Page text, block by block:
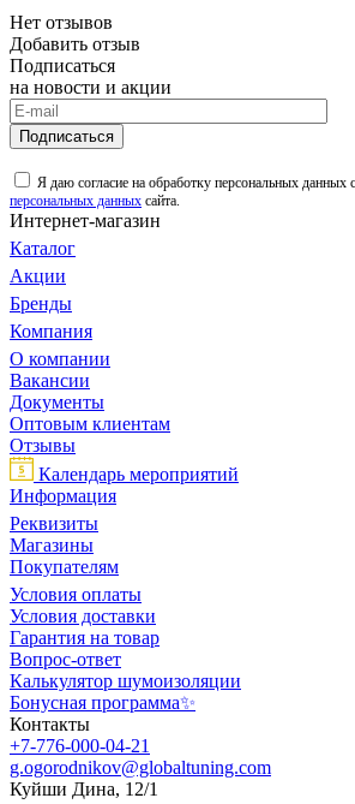
Нет отзывов
Добавить отзыв
Подписаться
на новости и акции
Подписаться
Я даю согласие на обработку персональных данных
персональных данных сайта.
Интернет-магазин
Каталог
Акции
Бренды
Компания
О компании
Вакансии
Документы
Оптовым клиентам
Отзывы
Календарь мероприятий
Информация
Реквизиты
Магазины
Покупателям
Условия оплаты
Условия доставки
Гарантия на товар
Вопрос-ответ
Калькулятор шумоизоляции
Бонусная программа✨
Контакты
+7-776-000-04-21
g.ogorodnikov@globaltuning.com
Куйши Дина, 12/1